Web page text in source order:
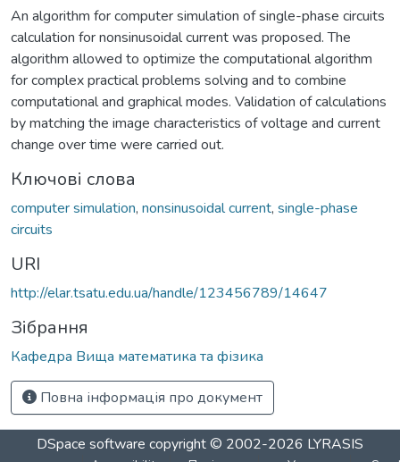
An algorithm for computer simulation of single-phase circuits
calculation for nonsinusoidal current was proposed. The
algorithm allowed to optimize the computational algorithm
for complex practical problems solving and to combine
computational and graphical modes. Validation of calculations
by matching the image characteristics of voltage and current
change over time were carried out.
Ключові слова
computer simulation, nonsinusoidal current, single-phase
circuits
URI
http://elar.tsatu.edu.ua/handle/123456789/14647
Зібрання
Кафедра Вища математика та фізика
Повна інформація про документ
DSpace software copyright © 2002-2026 LYRASIS